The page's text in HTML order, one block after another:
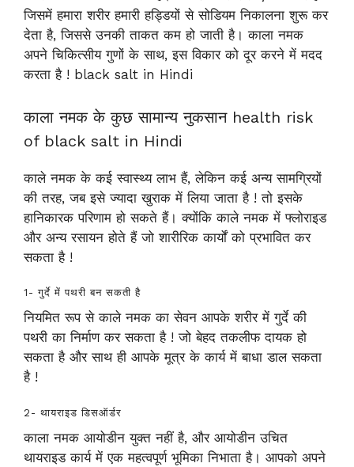
जिसमें हमारा शरीर हमारी हड्डियों से सोडियम निकालना शुरू कर
देता है, जिससे उनकी ताकत कम हो जाती है। काला नमक
अपने चिकित्सीय गुणों के साथ, इस विकार को दूर करने में मदद
करता है ! black salt in Hindi
काला नमक के कुछ सामान्य नुकसान health risk
of black salt in Hindi
काले नमक के कई स्वास्थ्य लाभ हैं, लेकिन कई अन्य सामग्रियों
की तरह, जब इसे ज्यादा खुराक में लिया जाता है ! तो इसके
हानिकारक परिणाम हो सकते हैं। क्योंकि काले नमक में फ्लोराइड
और अन्य रसायन होते हैं जो शारीरिक कार्यों को प्रभावित कर
सकता है !
1- गुर्दे में पथरी बन सकती है
नियमित रूप से काले नमक का सेवन आपके शरीर में गुर्दे की
पथरी का निर्माण कर सकता है ! जो बेहद तकलीफ दायक हो
सकता है और साथ ही आपके मूत्र के कार्य में बाधा डाल सकता
है !
2- थायराइड डिसऑर्डर
काला नमक आयोडीन युक्त नहीं है, और आयोडीन उचित
थायराइड कार्य में एक महत्वपूर्ण भूमिका निभाता है। आपको अपने